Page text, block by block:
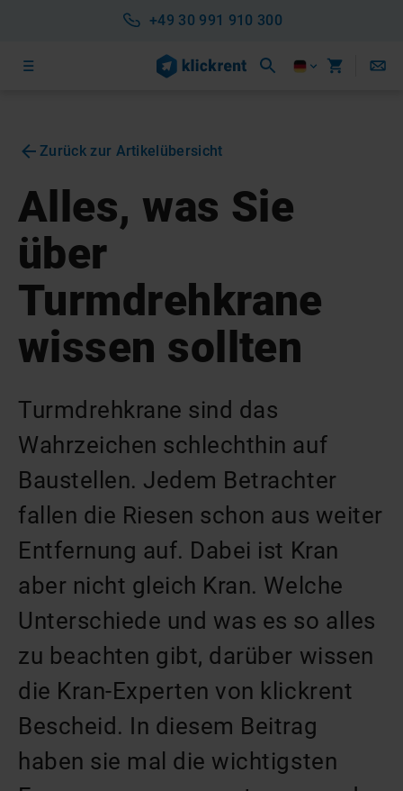
+49 30 991 910 300
Zurück zur Artikelübersicht
Alles, was Sie
über
Turmdrehkrane
wissen sollten
Turmdrehkrane sind das
Wahrzeichen schlechthin auf
Baustellen. Jedem Betrachter
fallen die Riesen schon aus weiter
Entfernung auf. Dabei ist Kran
aber nicht gleich Kran. Welche
Unterschiede und was es so alles
zu beachten gibt, darüber wissen
die Kran-Experten von klickrent
Bescheid. In diesem Beitrag
haben sie mal die wichtigsten